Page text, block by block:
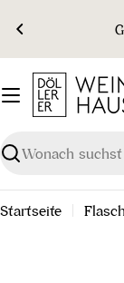
Inhalt
springen
Suchen
Startseite